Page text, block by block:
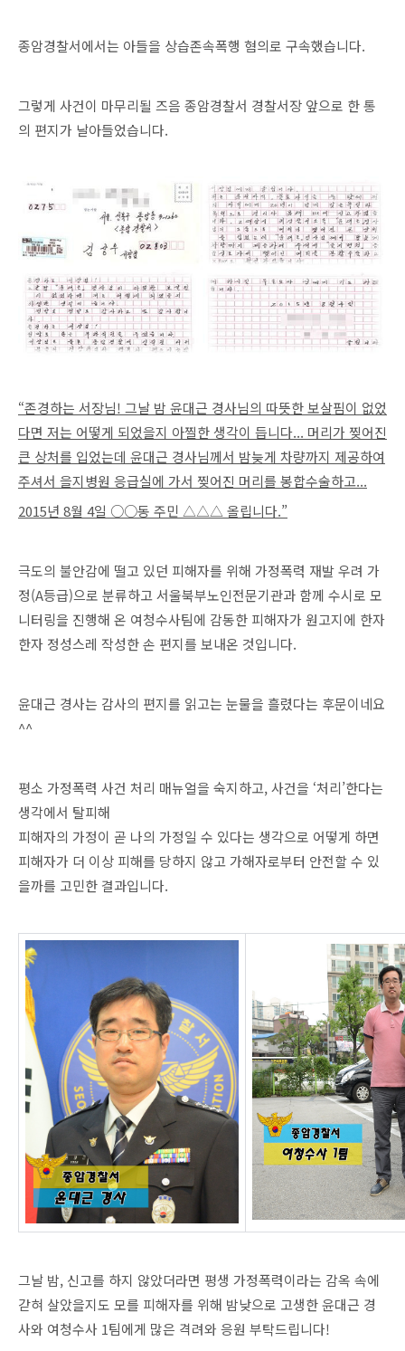
종암경찰서에서는 아들을 상습존속폭행 혐의로 구속했습니다.
그렇게 사건이 마무리될 즈음 종암경찰서 경찰서장 앞으로 한 통
의 편지가 날아들었습니다.
“존경하는 서장님! 그날 밤 윤대근 경사님의 따뜻한 보살핌이 없었
다면 저는 어떻게 되었을지 아찔한 생각이 듭니다... 머리가 찢어진
큰 상처를 입었는데 윤대근 경사님께서 밤늦게 차량까지 제공하여
주셔서 을지병원 응급실에 가서 찢어진 머리를 봉합수술하고...
2015년 8월 4일 ○○동 주민 △△△ 올립니다.”
극도의 불안감에 떨고 있던 피해자를 위해 가정폭력 재발 우려 가
정(A등급)으로 분류하고 서울북부노인전문기관과 함께 수시로 모
니터링을 진행해 온 여청수사팀에 감동한 피해자가 원고지에 한자
한자 정성스레 작성한 손 편지를 보내온 것입니다.
윤대근 경사는 감사의 편지를 읽고는 눈물을 흘렸다는 후문이네요
^^
평소 가정폭력 사건 처리 매뉴얼을 숙지하고, 사건을 ‘처리’한다는
생각에서 탈피해
피해자의 가정이 곧 나의 가정일 수 있다는 생각으로 어떻게 하면
피해자가 더 이상 피해를 당하지 않고 가해자로부터 안전할 수 있
을까를 고민한 결과입니다.
그날 밤, 신고를 하지 않았더라면 평생 가정폭력이라는 감옥 속에
갇혀 살았을지도 모를 피해자를 위해 밤낮으로 고생한 윤대근 경
사와 여청수사 1팀에게 많은 격려와 응원 부탁드립니다!